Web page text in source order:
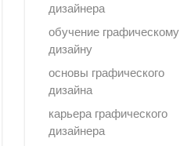
дизайнера
обучение графическому
дизайну
основы графического
дизайна
карьера графического
дизайнера